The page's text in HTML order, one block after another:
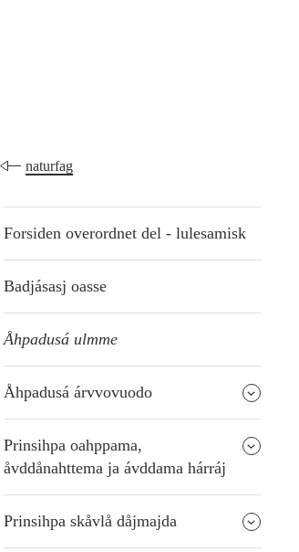
naturfag
Forsiden overordnet del - lulesamisk
Badjásasj oasse
Åhpadusá ulmme
Åhpadusá árvvovuodo
Prinsihpa oahppama,
åvddånahttema ja ávddama hárráj
Prinsihpa skåvlå dåjmajda